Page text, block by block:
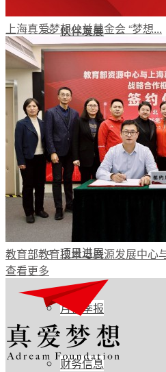
伙伴发展
评估报告
公开透明
年度报告
项目进展
月报季报
财务信息
上海真爱梦想公益基金会 “梦想...
教育部教育技术与资源发展中心
查看更多